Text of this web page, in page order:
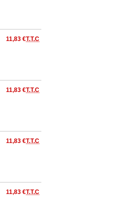
11,83 €T.T.C
11,83 €T.T.C
11,83 €T.T.C
11,83 €T.T.C